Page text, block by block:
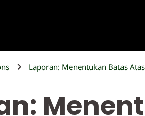
Laporan: Menentukan Batas